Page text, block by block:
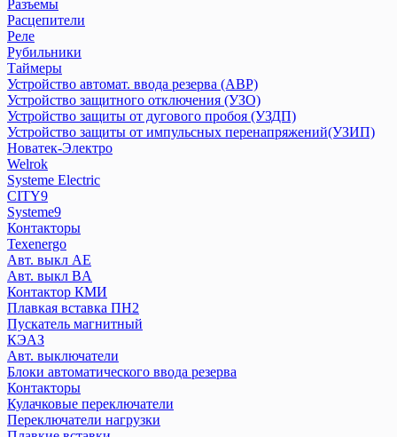
Дифференциальный автомат АВДТ
Дифференциальный автомат АД
Контакторы
Ограничитель импульсных напряжений ОПВ
Переключатели
Плавкие вставки ПВЦ,ППН
Приставка контактная
Пускатели КМЭ
Разъемы
Расцепители
Реле
Рубильники
Таймеры
Устройство автомат. ввода резерва (АВР)
Устройство защитного отключения (УЗО)
Устройство защиты от дугового пробоя (УЗДП)
Устройство защиты от импульсных перенапряжений(УЗИП)
Новатек-Электро
Welrok
Разъемы
Расцепители
Реле
Рубильники
Таймеры
Устройство автомат. ввода резерва (АВР)
Устройство защитного отключения (УЗО)
Устройство защиты от дугового пробоя (УЗДП)
Устройство защиты от импульсных перенапряжений(УЗИП)
Новатек-Электро
Welrok
Systeme Electric
CITY9
Systeme9
Контакторы
Texenergo
Авт. выкл AE
Авт. выкл BA
Контактор КМИ
Плавкая вставка ПН2
Пускатель магнитный
КЭАЗ
Авт. выключатели
Блоки автоматического ввода резерва
Контакторы
Кулачковые переключатели
Переключатели нагрузки